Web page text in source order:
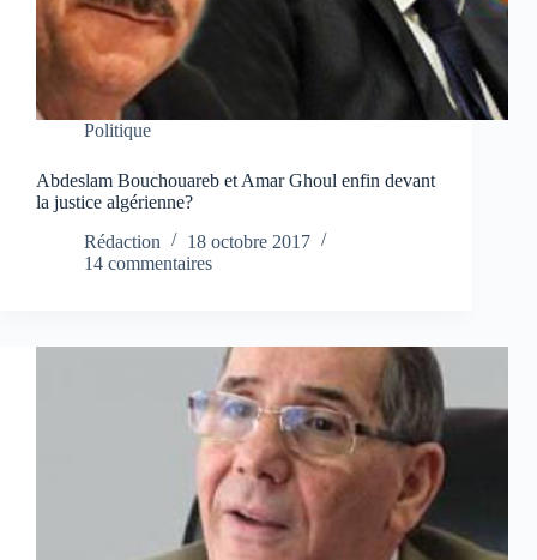
Politique
Abdeslam Bouchouareb et Amar Ghoul enfin devant
la justice algérienne?
Rédaction
18 octobre 2017
14 commentaires